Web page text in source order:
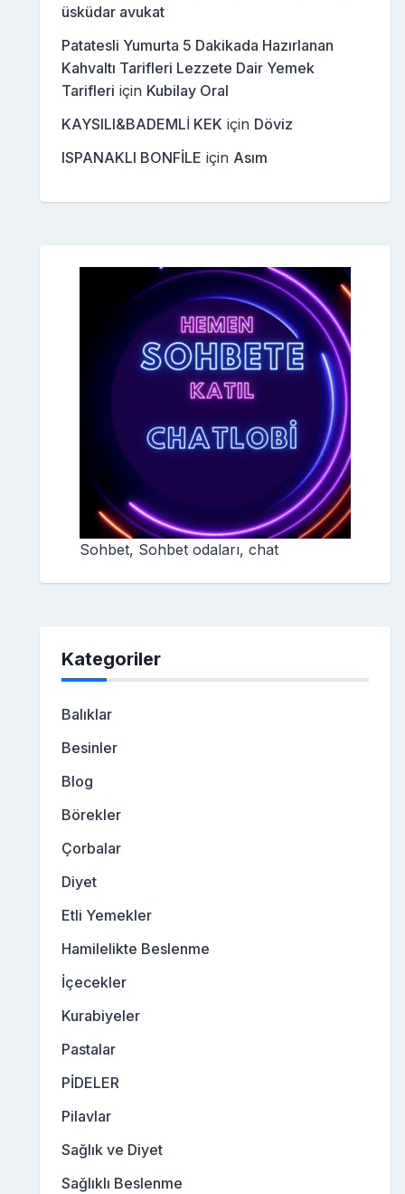
üsküdar avukat
Patatesli Yumurta 5 Dakikada Hazırlanan
Kahvaltı Tarifleri Lezzete Dair Yemek
Tarifleri için Kubilay Oral
KAYSILI&BADEMLİ KEK için Döviz
ISPANAKLI BONFİLE için Asım
Sohbet, Sohbet odaları, chat
Kategoriler
Balıklar
Besinler
Blog
Börekler
Çorbalar
Diyet
Etli Yemekler
Hamilelikte Beslenme
İçecekler
Kurabiyeler
Pastalar
PİDELER
Pilavlar
Sağlık ve Diyet
Sağlıklı Beslenme